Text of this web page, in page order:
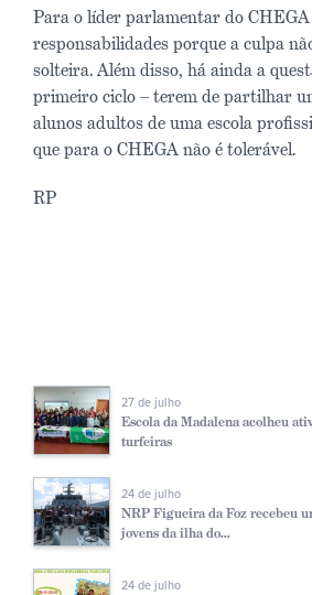
Para o líder parlamentar do
responsabilidades porque a culpa
solteira. Além disso, há ainda a
primeiro ciclo – terem de partilhar
alunos adultos de uma escola
que para o CHEGA não é tolerável.
RP
27 de julho
Escola da Madalena acolheu
turfeiras
24 de julho
NRP Figueira da Foz recebeu
jovens da ilha do...
24 de julho